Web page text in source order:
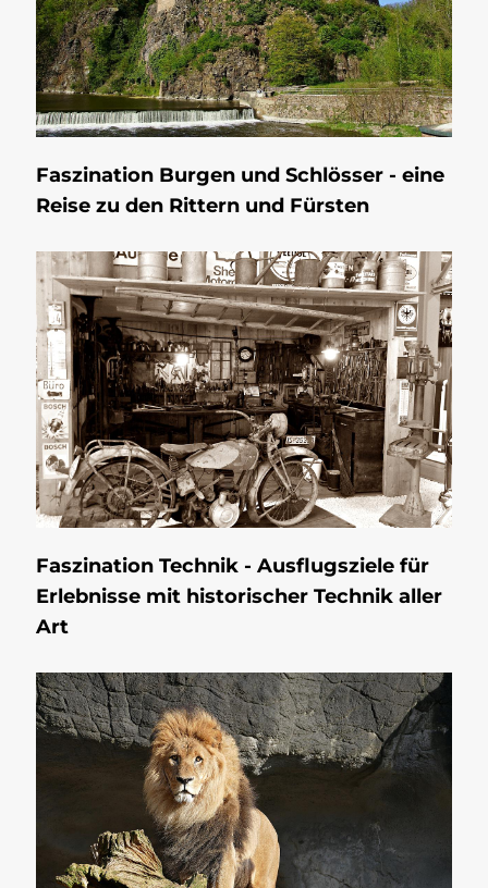
Faszination Burgen und Schlösser - eine
Reise zu den Rittern und Fürsten
Faszination Technik - Ausflugsziele für
Erlebnisse mit historischer Technik aller
Art